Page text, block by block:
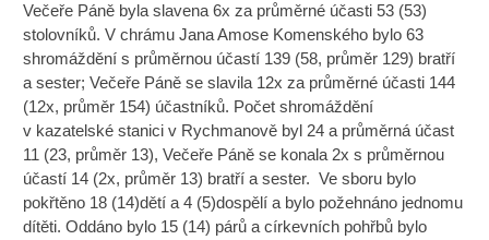
Večeře Páně byla slavena 6x za průměrné účasti 53 (53)
stolovníků. V chrámu Jana Amose Komenského bylo 63
shromáždění s průměrnou účastí 139 (58, průměr 129) bratří
a sester; Večeře Páně se slavila 12x za průměrné účasti 144
(12x, průměr 154) účastníků. Počet shromáždění
v kazatelské stanici v Rychmanově byl 24 a průměrná účast
11 (23, průměr 13), Večeře Páně se konala 2x s průměrnou
účastí 14 (2x, průměr 13) bratří a sester. Ve sboru bylo
pokřtěno 18 (14)dětí a 4 (5)dospělí a bylo požehnáno jednomu
dítěti. Oddáno bylo 15 (14) párů a církevních pohřbů bylo